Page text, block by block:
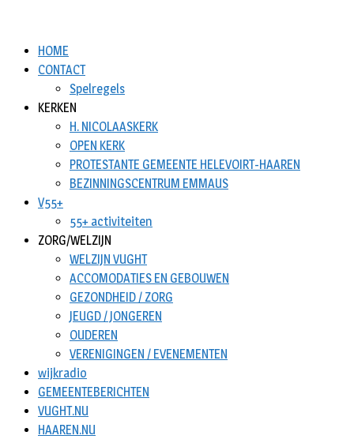
HOME
CONTACT
Spelregels
KERKEN
H. NICOLAASKERK
OPEN KERK
PROTESTANTE GEMEENTE HELEVOIRT-HAAREN
BEZINNINGSCENTRUM EMMAUS
V55+
55+ activiteiten
ZORG/WELZIJN
WELZIJN VUGHT
ACCOMODATIES EN GEBOUWEN
GEZONDHEID / ZORG
JEUGD / JONGEREN
OUDEREN
VERENIGINGEN / EVENEMENTEN
wijkradio
GEMEENTEBERICHTEN
VUGHT.NU
HAAREN.NU